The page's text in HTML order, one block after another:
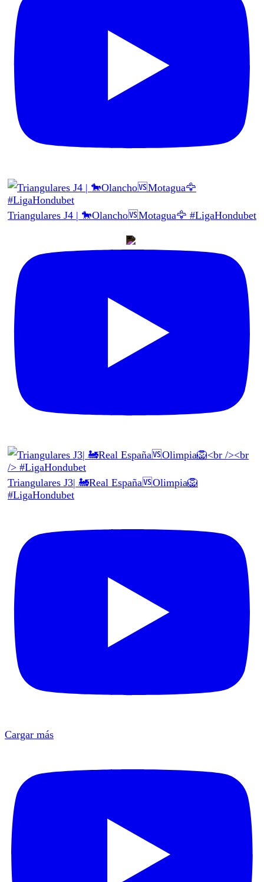
Triangulares J4 | 🐎Olancho🆚Motagua🦅 #LigaHondubet
Triangulares J3| 🚂Real España🆚Olimpia🦁
#LigaHondubet
Cargar más